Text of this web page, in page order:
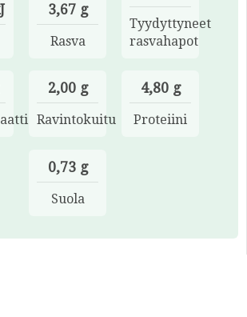
3,67 g
Rasva
Tyydyttyneet
rasvahapot
2,00 g
Ravintokuitu
4,80 g
Proteiini
0,73 g
Suola